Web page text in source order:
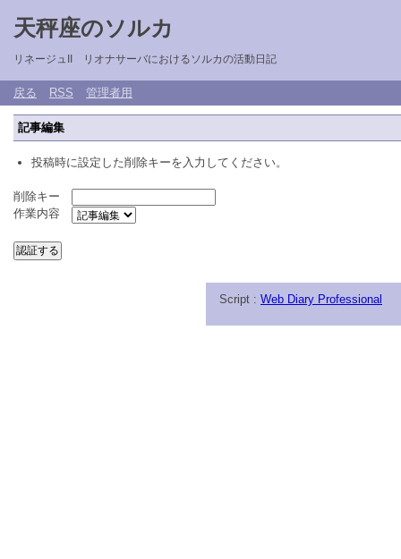
天秤座のソルカ
リネージュII リオナサーバにおけるソルカの活動日記
戻る RSS 管理者用
記事編集
投稿時に設定した削除キーを入力してください。
削除キー
作業内容
Script : Web Diary Professional